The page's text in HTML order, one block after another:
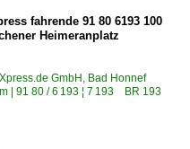
fahrende 91 80 6193 100
Heimeranplatz
GmbH, Bad Honnef
| 91 80 / 6 193 ¦ 7 193 BR 193